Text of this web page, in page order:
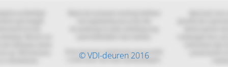
© VDI-deuren 2016